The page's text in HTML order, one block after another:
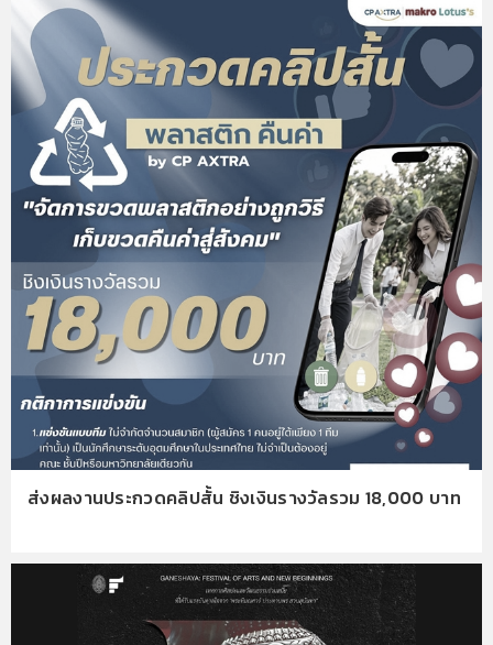
ส่งผลงานประกวดคลิปสั้น ชิงเงินรางวัลรวม 18,000 บาท